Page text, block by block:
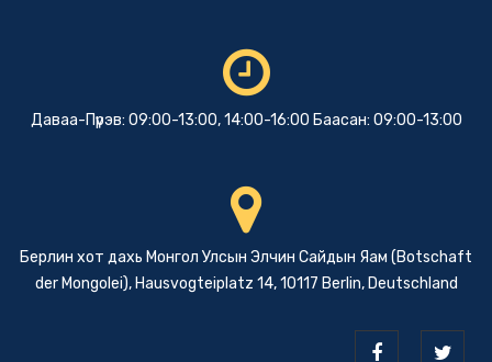
Даваа-Пүрэв: 09:00-13:00, 14:00-16:00 Баасан: 09:00-13:00
Берлин хот дахь Монгол Улсын Элчин Сайдын Яам (Botschaft
der Mongolei), Hausvogteiplatz 14, 10117 Berlin, Deutschland